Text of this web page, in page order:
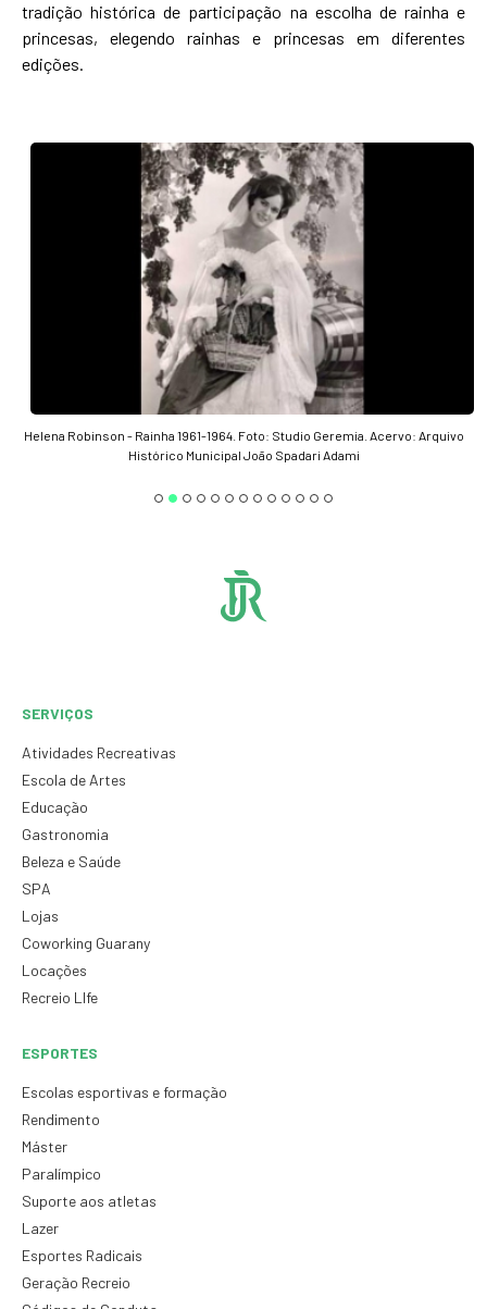
tradição histórica de participação na escolha de rainha e
princesas, elegendo rainhas e princesas em diferentes
edições.
Helena Robinson - Rainha 1961-1964. Foto: Studio Geremia. Acervo: Arquivo
Histórico Municipal João Spadari Adami
SERVIÇOS
Atividades Recreativas
Escola de Artes
Educação
Gastronomia
Beleza e Saúde
SPA
Lojas
Coworking Guarany
Locações
Recreio LIfe
ESPORTES
Escolas esportivas e formação
Rendimento
Máster
Paralímpico
Suporte aos atletas
Lazer
Esportes Radicais
Geração Recreio